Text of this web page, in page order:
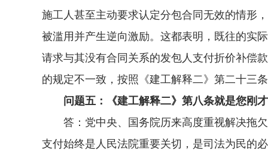
施工人甚至主动要求认定分包合同无效的情形
被滥用并产生逆向激励。这都表明，既往的实
请求与其没有合同关系的发包人支付折价补偿
的规定不一致，按照《建工解释二》第二十三
问题五：《建工解释二》第八条就是您刚
答：党中央、国务院历来高度重视解决拖欠
支付始终是人民法院重要关切，是司法为民的